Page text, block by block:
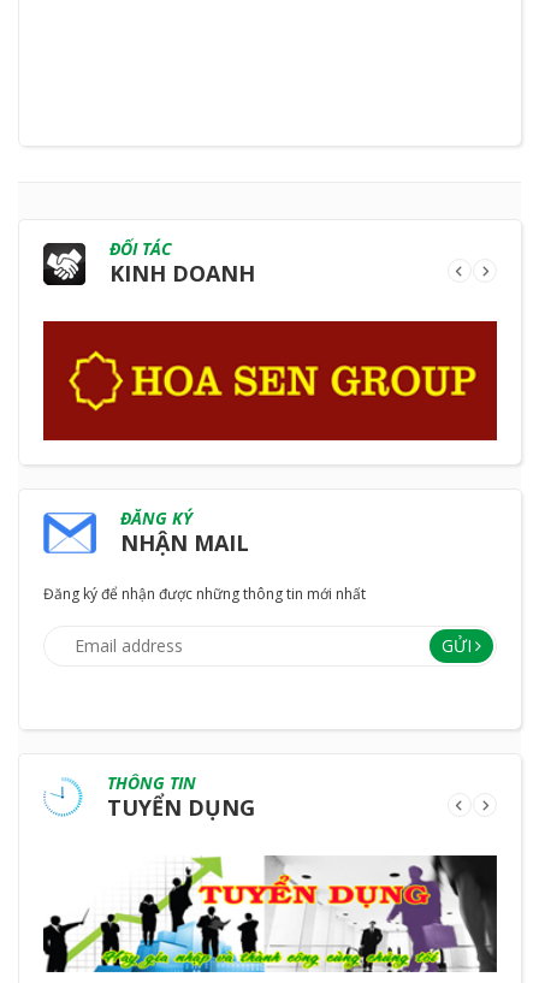
ĐỐI TÁC
KINH DOANH
ĐĂNG KÝ
NHẬN MAIL
Đăng ký để nhận được những thông tin mới nhất
GỬI
THÔNG TIN
TUYỂN DỤNG